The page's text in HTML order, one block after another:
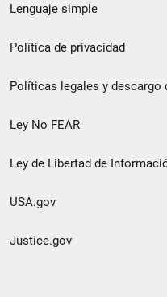
de
pie
de
página
Lenguaje simple
Política de privacidad
Políticas legales y descargo
Ley No FEAR
Ley de Libertad de
USA.gov
Justice.gov